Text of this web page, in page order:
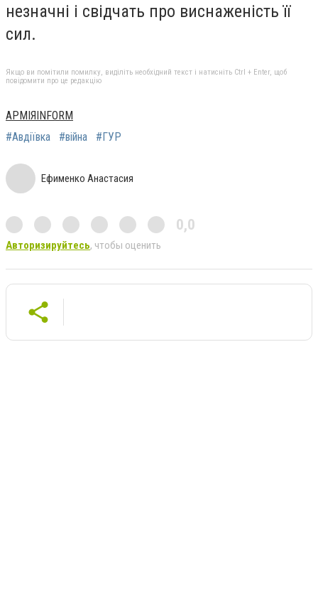
незначні і свідчать про виснаженість її
сил.
Якщо ви помітили помилку, виділіть необхідний текст і натисніть Ctrl + Enter, щоб
повідомити про це редакцію
АРМІЯINFORM
#Авдіївка
#війна #ГУР
Ефименко Анастасия
0,0
Авторизируйтесь, чтобы оценить